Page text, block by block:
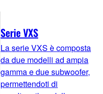
Serie VXS
La serie VXS è composta
da due modelli ad ampia
gamma e due subwoofer,
permettendoti di